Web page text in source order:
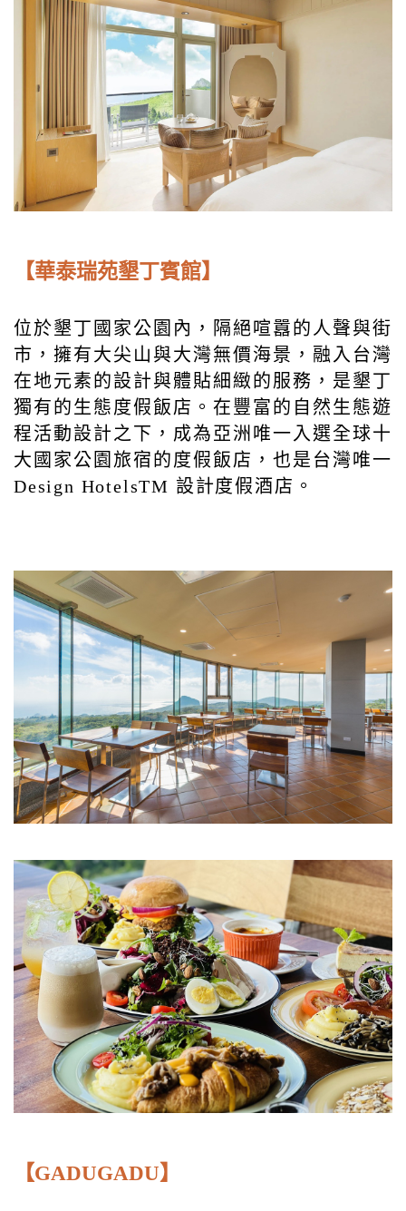
【華泰瑞苑墾丁賓館】
位於墾丁國家公園內，隔絕喧囂的人聲與街
市，擁有大尖山與大灣無價海景，融入台灣
在地元素的設計與體貼細緻的服務，是墾丁
獨有的生態度假飯店。在豐富的自然生態遊
程活動設計之下，成為亞洲唯一入選全球十
大國家公園旅宿的度假飯店，也是台灣唯一
Design HotelsTM 設計度假酒店。
【GADUGADU】